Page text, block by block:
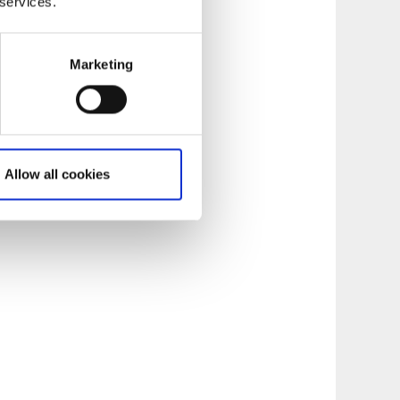
Marketing
Allow all cookies